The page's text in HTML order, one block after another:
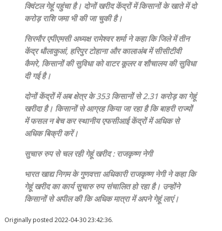
क्विंटल गेहूं पहुंचा है। दोनों खरीद केंद्रों में किसानों के खाते में दो
करोड़ राशि जमा भी की जा चुकी है।
सिरमौर एपीएमसी अध्यक्ष रामेश्वर शर्मा ने कहा कि जिले में तीन
केंद्र धौलाकुआं, हरिपुर टोहाना और कालाअंब में सीसीटीवी
कैमरे, किसानों की सुविधा को वाटर कूलर व शौचालय की सुविधा
दी गई है।
दोनों केंद्रों में अब क्षेत्र के 353 किसानों से 2.31 करोड़ का गेहूं
खरीदा है। किसानों से आग्रह किया जा रहा है कि बाहरी राज्यों
में फसल न बेच कर स्थानीय एफसीआई केंद्रों में अधिक से
अधिक बिक्री करें।
सुचारु रुप से चल रही गेहूं खरीद : राजकृष्ण नेगी
भारत खाद्य निगम के गुणवत्ता अधिकारी राजकृष्ण नेगी ने कहा कि
गेहूं खरीद का कार्य सुचारु रुप संचालित हो रहा है। उन्होंने
किसानों से अपील की कि अधिक मात्रा में अपने गेहूं लाएं।
Originally posted 2022-04-30 23:42:36.